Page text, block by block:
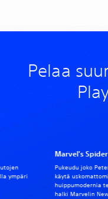
Pelaa
Marvel's
Pukeudu joko
käytä
huippumodernia
halki Marvelin
ympäri